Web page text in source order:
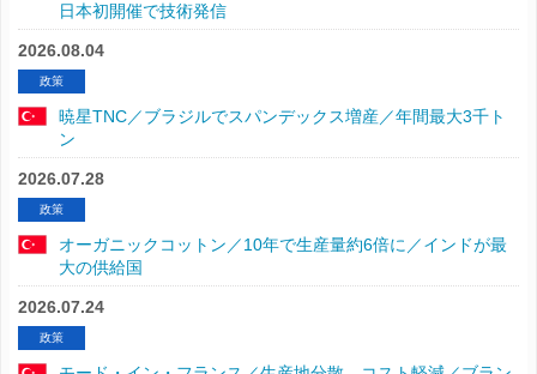
日本初開催で技術発信
2026.08.04
政策
暁星TNC／ブラジルでスパンデックス増産／年間最大3千ト
ン
2026.07.28
政策
オーガニックコットン／10年で生産量約6倍に／インドが最
大の供給国
2026.07.24
政策